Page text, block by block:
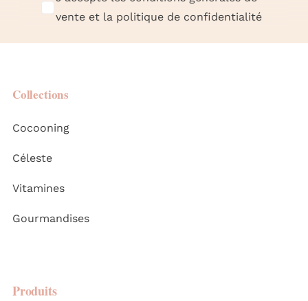
vente et la politique de confidentialité
Collections
Cocooning
Céleste
Vitamines
Gourmandises
Produits